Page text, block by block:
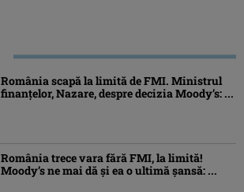
România scapă la limită de FMI. Ministrul
finanțelor, Nazare, despre decizia Moody’s: ...
România trece vara fără FMI, la limită!
Moody’s ne mai dă și ea o ultimă șansă: ...